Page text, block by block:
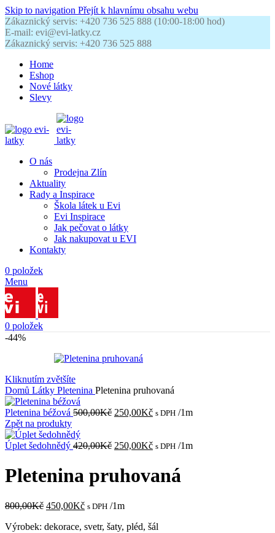
Skip to navigation Přejít k hlavnímu obsahu webu
Zákaznický servis: +420 736 525 888 (10:00-18:00 hod)
E-mail: evi@evi-latky.cz
Zákaznický servis: +420 736 525 888
Home
Eshop
Nové látky
Slevy
O nás
Prodejna Zlín
Aktuality
Rady a Inspirace
Škola látek u Evi
Evi Inspirace
Jak pečovat o látky
Jak nakupovat u EVI
Kontakty
0 položek
Menu
0 položek
-44%
Kliknutím zvětšíte
Domů Látky Pletenina Pletenina pruhovaná
Pletenina béžová 500,00Kč Původní
500,00Kč.
250,00KčAktuální
250,00Kč.
s DPH /1m
Zpět na produkty
Úplet šedohnědý 420,00Kč Původní
byla:
420,00Kč.
250,00KčAktuální
250,00Kč.
s DPH /1m
Pletenina pruhovaná
800,00Kč Původní
byla:
450,00KčAktuální
je:
s DPH /1m
Výrobek: dekorace, svetr, šaty, pléd, šál